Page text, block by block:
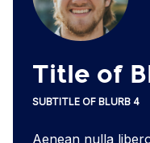
Title of
SUBTITLE OF BLURB 4
Aenean nulla